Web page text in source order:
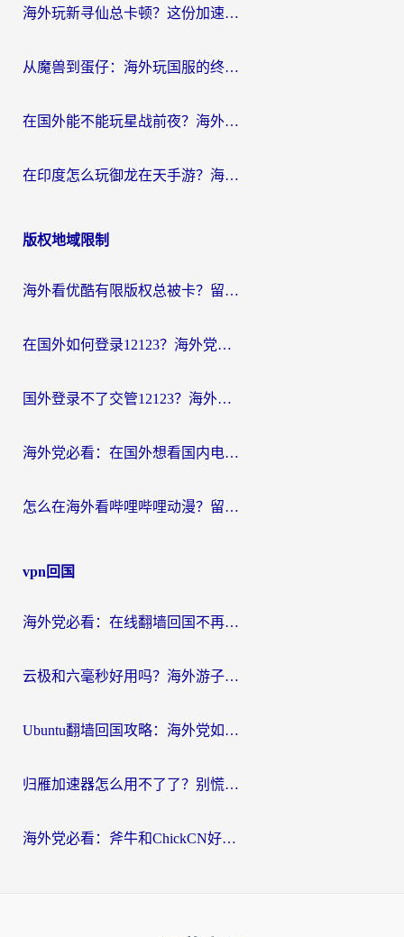
海外玩新寻仙总卡顿？这份加速器选择指南让你秒回国服流畅体验
从魔兽到蛋仔：海外玩国服的终极加速指南，找到你的专属高速通道
在国外能不能玩星战前夜？海外党国服游戏不卡顿的秘密武器在这里
在印度怎么玩御龙在天手游？海外党畅玩国服的终极生存指南
版权地域限制
海外看优酷有限版权总被卡？留学生亲测有效的回国加速器选择指南
在国外如何登录12123？海外党必备的回国加速实用指南
国外登录不了交管12123？海外华人亲测有效的回国加速器选择指南
海外党必看：在国外想看国内电视剧用什么软件？3步解决地域限制
怎么在海外看哔哩哔哩动漫？留学生亲测有效的回国加速方案
vpn回国
海外党必看：在线翻墙回国不再难！教你选对加速器无缝刷国内资源
云极和六毫秒好用吗？海外游子解锁国内资源的真实答案
Ubuntu翻墙回国攻略：海外党如何选对加速器，无缝刷国内剧玩游戏？
归雁加速器怎么用不了了？别慌，这篇指南教你如何丝滑“回家”
海外党必看：斧牛和ChickCN好用吗？3款热门加速器实测+番茄加速器深度体验